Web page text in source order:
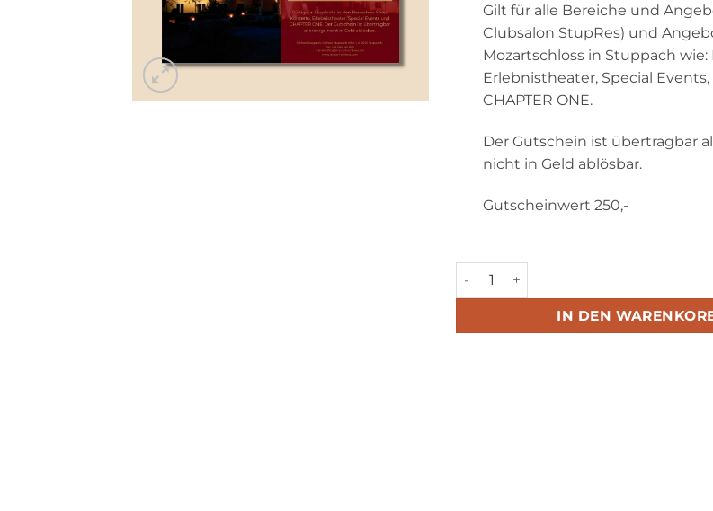
Gilt für alle Bereiche und
Clubsalon StupRes) und
Mozartschloss in Stuppach wie:
Erlebnistheater, Special
CHAPTER ONE.
Der Gutschein ist übertragbar
nicht in Geld ablösbar.
Gutscheinwert 250,-
Gutschein 250,- Menge
IN DEN